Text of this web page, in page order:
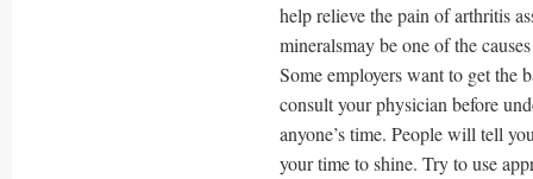
help relieve the pain of arthritis
mineralsmay be one of the
Some employers want to get the
consult your physician before
anyone’s time. People will tell
your time to shine. Try to use